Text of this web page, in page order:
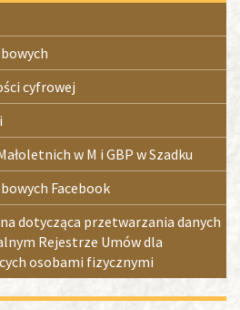
cyfrowej
w M i GBP w Szadku
Facebook
dotycząca przetwarzania danych
Rejestrze Umów dla
osobami fizycznymi